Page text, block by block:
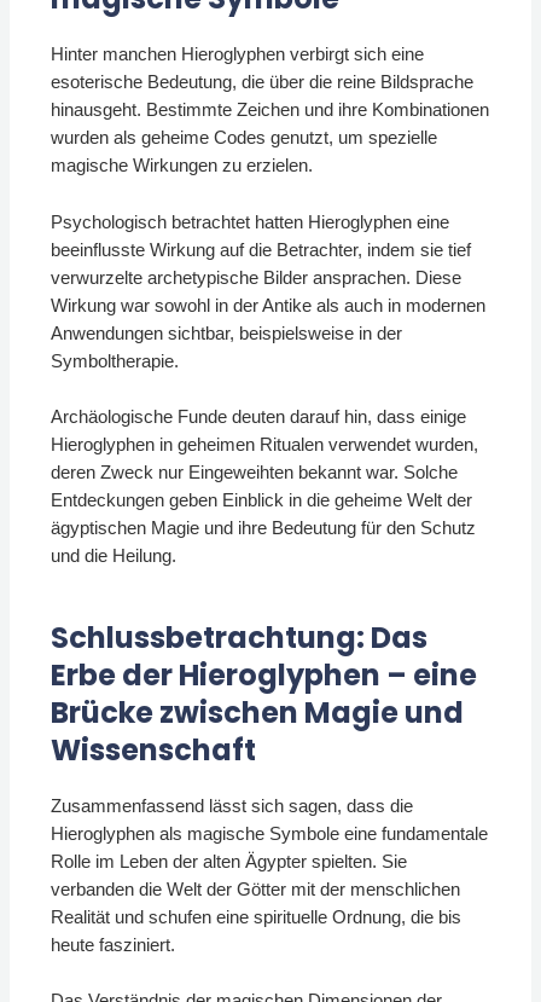
Hinter manchen Hieroglyphen verbirgt sich eine
esoterische Bedeutung, die über die reine Bildsprache
hinausgeht. Bestimmte Zeichen und ihre Kombinationen
wurden als geheime Codes genutzt, um spezielle
magische Wirkungen zu erzielen.
Psychologisch betrachtet hatten Hieroglyphen eine
beeinflusste Wirkung auf die Betrachter, indem sie tief
verwurzelte archetypische Bilder ansprachen. Diese
Wirkung war sowohl in der Antike als auch in modernen
Anwendungen sichtbar, beispielsweise in der
Symboltherapie.
Archäologische Funde deuten darauf hin, dass einige
Hieroglyphen in geheimen Ritualen verwendet wurden,
deren Zweck nur Eingeweihten bekannt war. Solche
Entdeckungen geben Einblick in die geheime Welt der
ägyptischen Magie und ihre Bedeutung für den Schutz
und die Heilung.
Schlussbetrachtung: Das
Erbe der Hieroglyphen – eine
Brücke zwischen Magie und
Wissenschaft
Zusammenfassend lässt sich sagen, dass die
Hieroglyphen als magische Symbole eine fundamentale
Rolle im Leben der alten Ägypter spielten. Sie
verbanden die Welt der Götter mit der menschlichen
Realität und schufen eine spirituelle Ordnung, die bis
heute fasziniert.